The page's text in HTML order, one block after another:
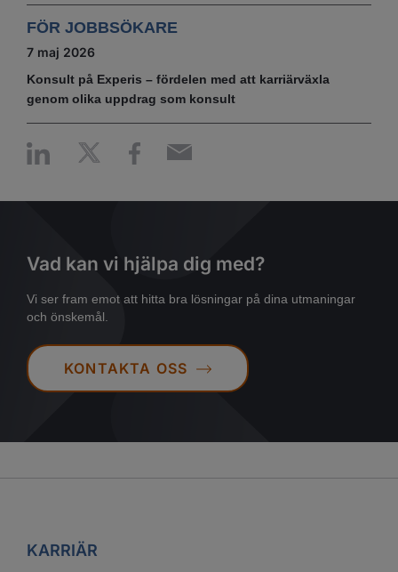
FÖR JOBBSÖKARE
7 maj 2026
Konsult på Experis – fördelen med att karriärväxla
genom olika uppdrag som konsult
Vad kan vi hjälpa dig med?
Vi ser fram emot att hitta bra lösningar på dina utmaningar
och önskemål.
KONTAKTA OSS
KARRIÄR